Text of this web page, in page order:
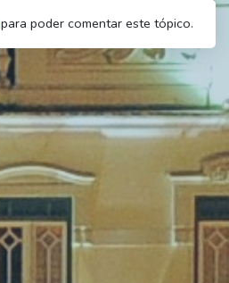
para poder comentar este tópico.